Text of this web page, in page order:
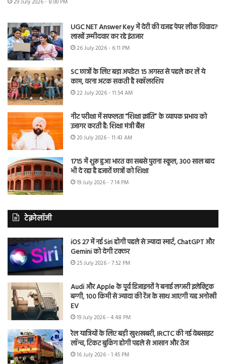
29 July 2026 - 8:00 PM
UGC NET Answer Key में देरी की वजह पेपर लीक विवाद?
लाखों उम्मीदवार कर रहे इंतजार
26 July 2026 - 6:11 PM
SC छात्रों के लिए बड़ा अपडेट! 15 अगस्त से पहले कर लें ये
काम, वरना अटक सकती है स्कॉलरशिप
22 July 2026 - 11:54 AM
नीट परीक्षा में सफलता “शिक्षा क्रांति” के व्यापक प्रभाव को
उजागर करती है: शिक्षा मंत्री बैंस
20 July 2026 - 11:43 AM
1715 में शुरू हुआ भारत का सबसे पुराना स्कूल, 300 साल बाद
भी दे रहा है हजारों छात्रों को शिक्षा
19 July 2026 - 7:14 PM
टेक्नोलॉजी
iOS 27 में नई Siri होगी पहले से ज्यादा स्मार्ट, ChatGPT और
Gemini को देगी टक्कर
25 July 2026 - 7:52 PM
Audi और Apple के पूर्व डिजाइनरों ने बनाई लग्जरी इलेक्ट्रिक
बग्गी, 100 किमी से ज्यादा की रेंज के साथ आएगी यह अनोखी
EV
19 July 2026 - 4:48 PM
रेल यात्रियों के लिए बड़ी खुशखबरी, IRCTC की नई वेबसाइट
लॉन्च, टिकट बुकिंग होगी पहले से आसान और तेज
16 July 2026 - 1:45 PM